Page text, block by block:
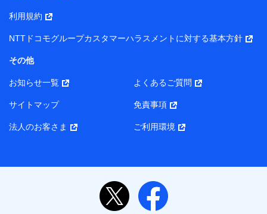
株式会社NTTドコモ・フィナンシャルグループ 代表取締役
社長 廣井 孝史
東京都中央区日本橋人形町2-14-10 アーバンネット日本橋
株式会社ドコモ・インシュアランス 代表取締役社長 吉
村 忠義
また当社は、オンライン面談による保険のご相談にあたっ
氏名、生年月日、住所、メールアドレス、電話番号、個
人の属性に関する情報、資料請求の情報（有無を含みま
利用規約
NTTドコモグループカスタマーハラスメントに対する基本方針
その他
お知らせ一覧 よくあるご質問
サイトマップ 免責事項
法人のお客さま ご利用環境